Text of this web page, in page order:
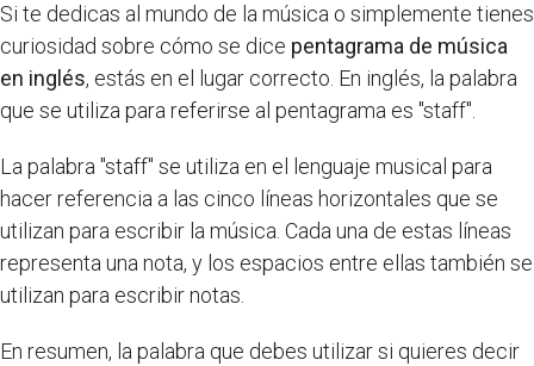
Si te dedicas al mundo de la música o simplemente tienes
curiosidad sobre cómo se dice pentagrama de música
en inglés, estás en el lugar correcto. En inglés, la palabra
que se utiliza para referirse al pentagrama es "staff".
La palabra "staff" se utiliza en el lenguaje musical para
hacer referencia a las cinco líneas horizontales que se
utilizan para escribir la música. Cada una de estas líneas
representa una nota, y los espacios entre ellas también se
utilizan para escribir notas.
En resumen, la palabra que debes utilizar si quieres decir